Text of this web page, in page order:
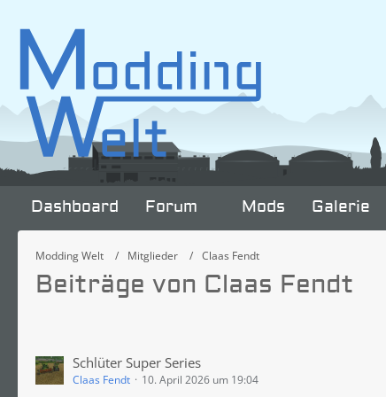
Dashboard Forum Mods Galerie
Modding Welt Mitglieder Claas Fendt
Beiträge von Claas Fendt
Schlüter Super Series
Claas Fendt 10. April 2026 um 19:04